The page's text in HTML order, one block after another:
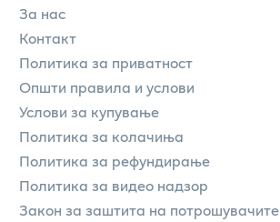
За нас
Контакт
Политика за приватност
Општи правила и услови
Услови за купување
Политика за колачиња
Политика за рефундирање
Политика за видео надзор
Закон за заштита на потрошувачите